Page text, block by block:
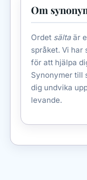
Om
Ordet sälta är
språket. Vi har
för att hjälpa
Synonymer till
dig undvika
levande.